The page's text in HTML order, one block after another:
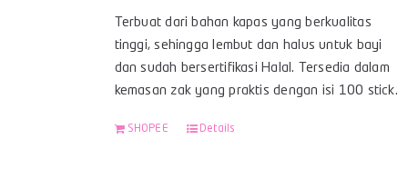
Terbuat dari bahan kapas yang berkualitas
tinggi, sehingga lembut dan halus untuk bayi
dan sudah bersertifikasi Halal. Tersedia dalam
kemasan zak yang praktis dengan isi 100 stick.
SHOPEE Details